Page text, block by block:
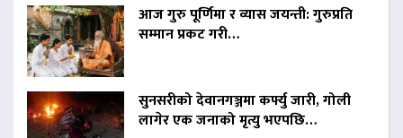
आज गुरु पूर्णिमा र व्यास जयन्ती: गुरुप्रति
सम्मान प्रकट गरी…
सुनसरीको देवानगञ्जमा कर्फ्यु जारी, गोली
लागेर एक जनाको मृत्यु भएपछि…